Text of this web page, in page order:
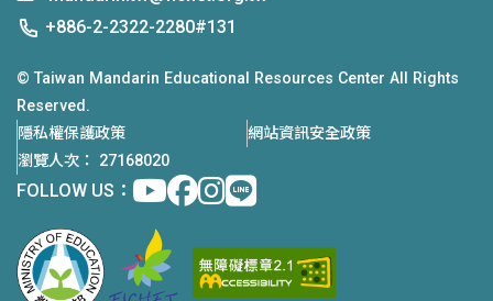
+886-2-2322-2280#131
© Taiwan Mandarin Educational Resources Center All Rights
Reserved.
隱私權保護政策
網站資訊安全政策
瀏覽人次： 27168020
FOLLOW US： Youtubefacebook
instagram
Line